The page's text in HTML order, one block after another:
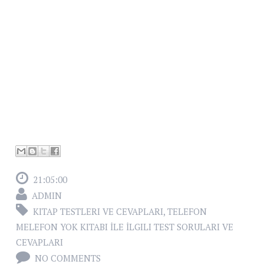
21:05:00
ADMIN
KITAP TESTLERI VE CEVAPLARI, TELEFON
MELEFON YOK KITABI İLE İLGILI TEST SORULARI VE
CEVAPLARI
NO COMMENTS